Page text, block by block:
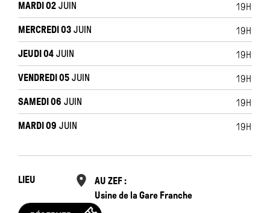
MARDI 02 JUIN 19H
MERCREDI 03 JUIN 19H
JEUDI 04 JUIN 19H
VENDREDI 05 JUIN 19H
SAMEDI 06 JUIN 19H
MARDI 09 JUIN 19H
LIEU
AU ZEF :
Usine de la Gare Franche